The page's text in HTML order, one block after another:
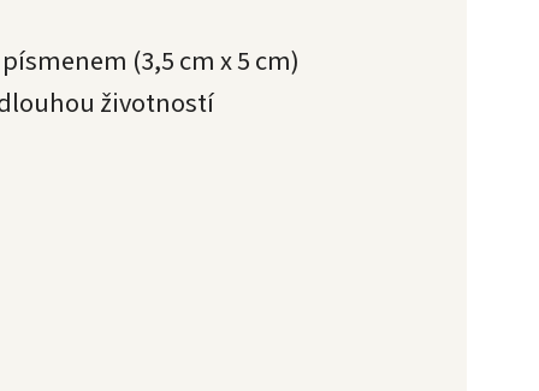
písmenem (3,5 cm x 5 cm)
životností